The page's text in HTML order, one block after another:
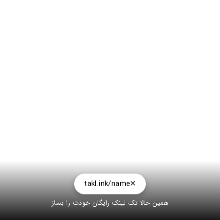
takl.ink/name
همین حالا تک لینک رایگان خودت را بساز